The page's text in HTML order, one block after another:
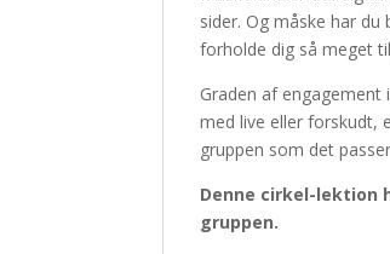
sider. Og måske har
forholde dig så meget
Graden af
med live eller forskudt,
gruppen som det
Denne cirkel-lektion
gruppen.